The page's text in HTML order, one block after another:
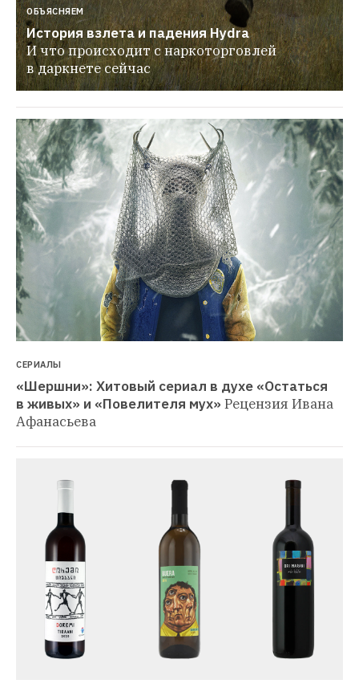
ОБЪЯСНЯЕМ
История взлета и падения Hydra
И что происходит с наркоторговлей
в даркнете сейчас
СЕРИАЛЫ
«Шершни»: Хитовый сериал в духе «Остаться
в живых» и «Повелителя мух» Рецензия Ивана
Афанасьева